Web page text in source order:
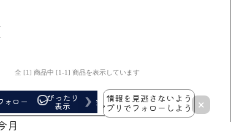
全 [1] 商品中 [1-1] 商品を表示しています